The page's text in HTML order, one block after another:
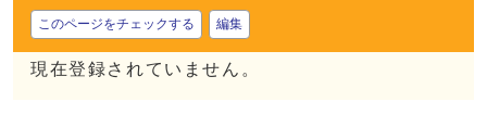
このページをチェックする 編集
現在登録されていません。